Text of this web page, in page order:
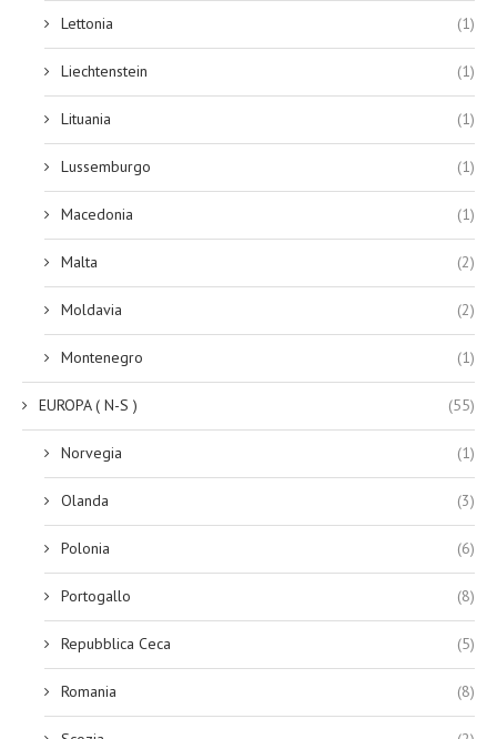
Lettonia (1)
Liechtenstein (1)
Lituania (1)
Lussemburgo (1)
Macedonia (1)
Malta (2)
Moldavia (2)
Montenegro (1)
EUROPA ( N-S ) (55)
Norvegia (1)
Olanda (3)
Polonia (6)
Portogallo (8)
Repubblica Ceca (5)
Romania (8)